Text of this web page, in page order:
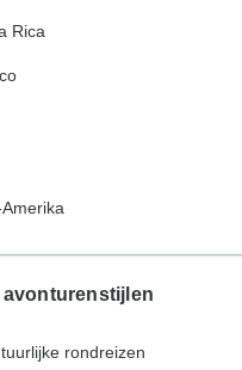
Rica
avonturenstijlen
rondreizen